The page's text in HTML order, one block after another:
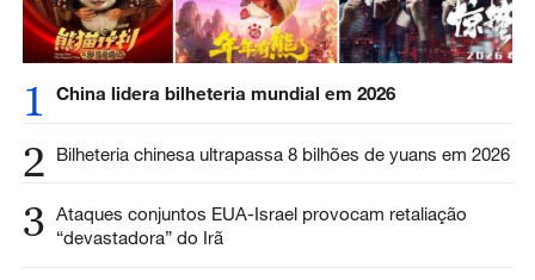
1 China lidera bilheteria mundial em 2026
2 Bilheteria chinesa ultrapassa 8 bilhões de yuans em 2026
3 Ataques conjuntos EUA-Israel provocam retaliação
“devastadora” do Irã